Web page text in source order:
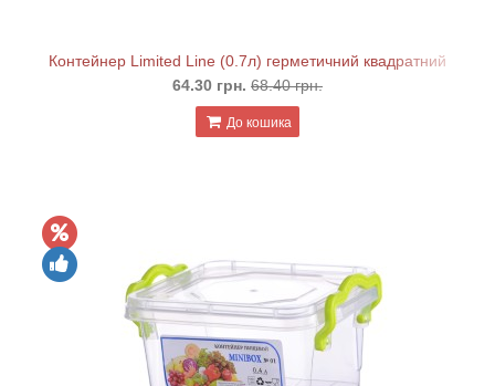
Контейнер Limited Line (0.7л) герметичний квадратний
64.30 грн. 68.40 грн.
До кошика